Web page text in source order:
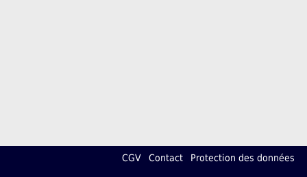
CGV Contact Protection des données